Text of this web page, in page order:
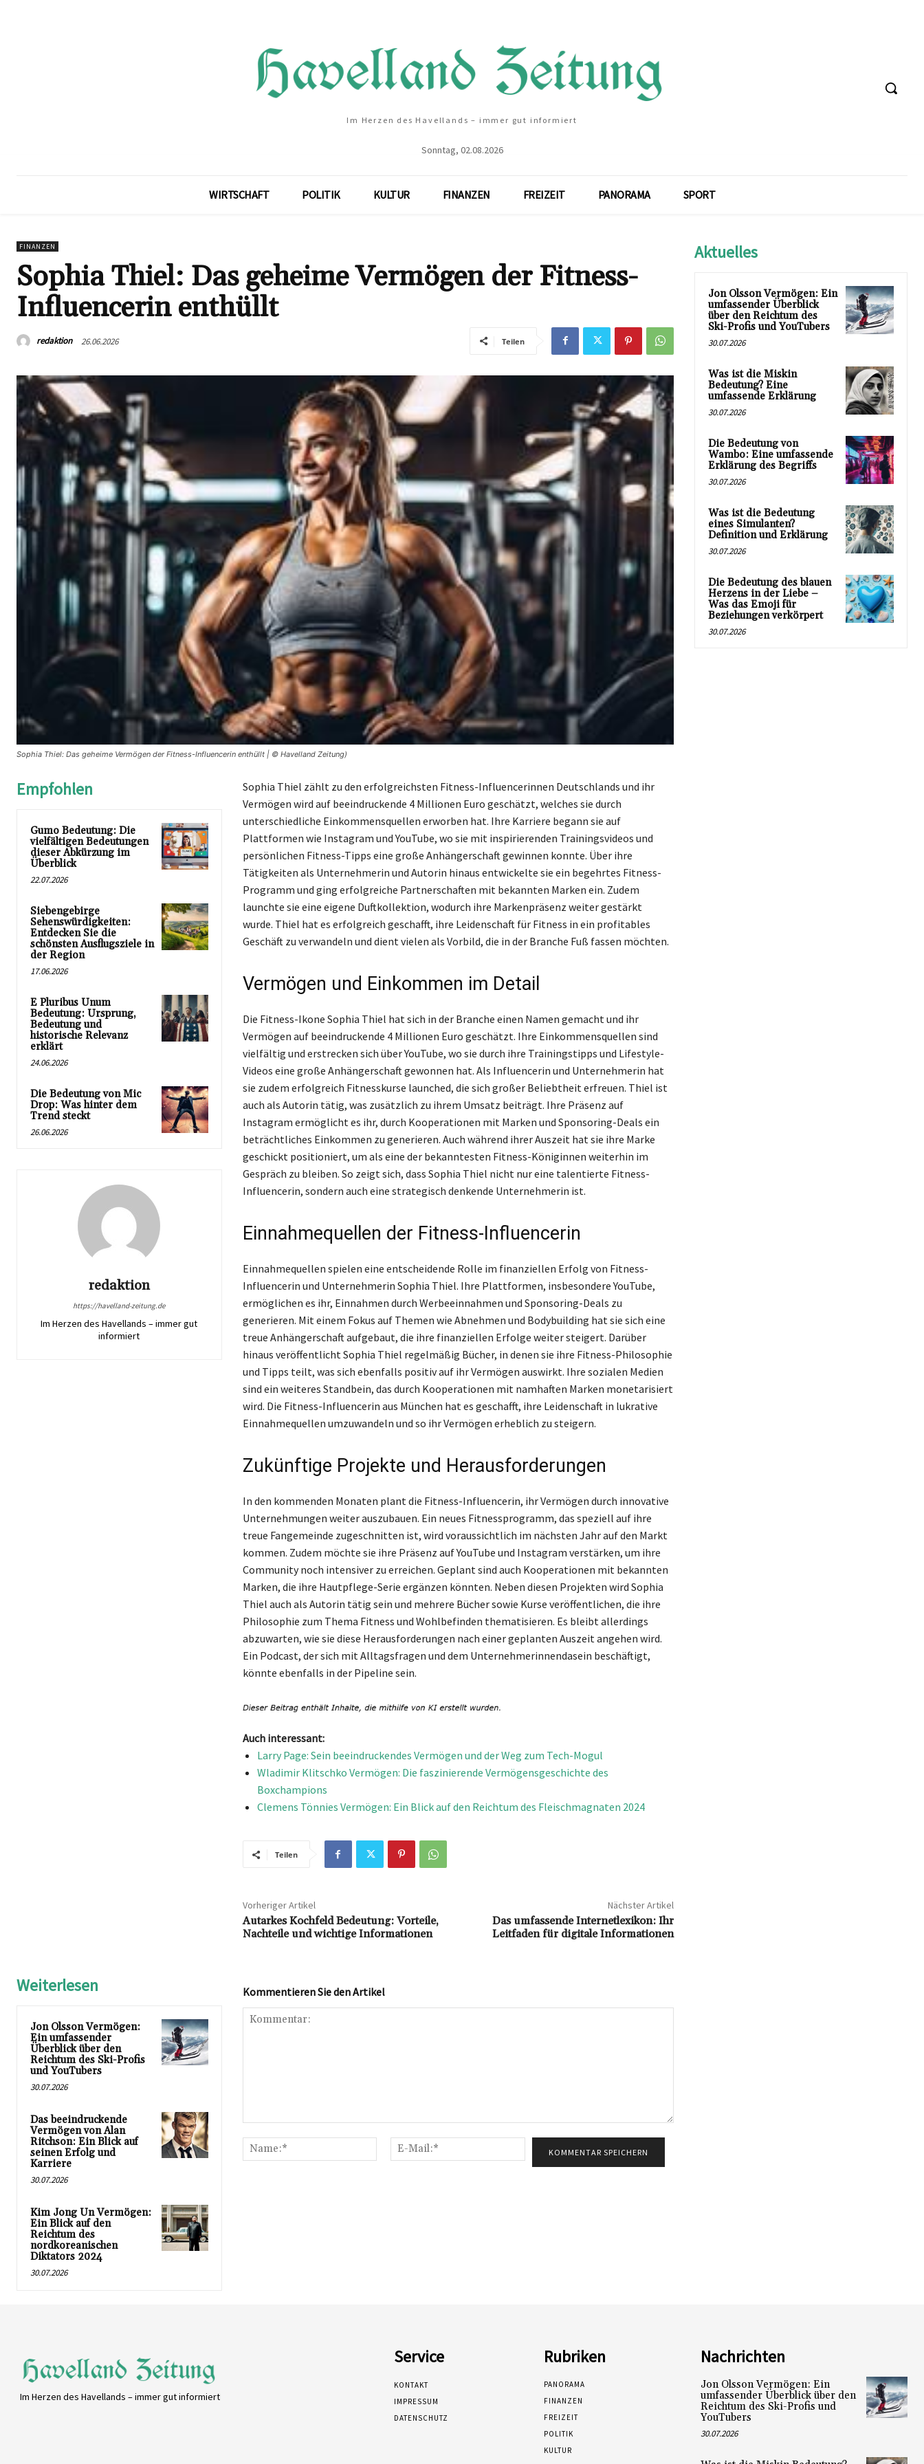
Im Herzen des Havellands – immer gut informiert
Sonntag, 02.08.2026
WIRTSCHAFT POLITIK KULTUR FINANZEN FREIZEIT PANORAMA SPORT
FINANZEN
Sophia Thiel: Das geheime Vermögen der Fitness-
Influencerin enthüllt
redaktion 26.06.2026 Teilen
Sophia Thiel: Das geheime Vermögen der Fitness-Influencerin enthüllt | © Havelland Zeitung)
Empfohlen
Gumo Bedeutung: Die
vielfältigen Bedeutungen
dieser Abkürzung im
Überblick
22.07.2026
Siebengebirge
Sehenswürdigkeiten:
Entdecken Sie die
schönsten Ausflugsziele in
der Region
17.06.2026
E Pluribus Unum
Bedeutung: Ursprung,
Bedeutung und
historische Relevanz
erklärt
24.06.2026
Die Bedeutung von Mic
Drop: Was hinter dem
Trend steckt
26.06.2026
redaktion
https://havelland-zeitung.de
Im Herzen des Havellands – immer gut
informiert
Sophia Thiel zählt zu den erfolgreichsten Fitness-Influencerinnen Deutschlands und ihr
Vermögen wird auf beeindruckende 4 Millionen Euro geschätzt, welches sie durch
unterschiedliche Einkommensquellen erworben hat. Ihre Karriere begann sie auf
Plattformen wie Instagram und YouTube, wo sie mit inspirierenden Trainingsvideos und
persönlichen Fitness-Tipps eine große Anhängerschaft gewinnen konnte. Über ihre
Tätigkeiten als Unternehmerin und Autorin hinaus entwickelte sie ein begehrtes Fitness-
Programm und ging erfolgreiche Partnerschaften mit bekannten Marken ein. Zudem
launchte sie eine eigene Duftkollektion, wodurch ihre Markenpräsenz weiter gestärkt
wurde. Thiel hat es erfolgreich geschafft, ihre Leidenschaft für Fitness in ein profitables
Geschäft zu verwandeln und dient vielen als Vorbild, die in der Branche Fuß fassen möchten.
Vermögen und Einkommen im Detail
Die Fitness-Ikone Sophia Thiel hat sich in der Branche einen Namen gemacht und ihr
Vermögen auf beeindruckende 4 Millionen Euro geschätzt. Ihre Einkommensquellen sind
vielfältig und erstrecken sich über YouTube, wo sie durch ihre Trainingstipps und Lifestyle-
Videos eine große Anhängerschaft gewonnen hat. Als Influencerin und Unternehmerin hat
sie zudem erfolgreich Fitnesskurse launched, die sich großer Beliebtheit erfreuen. Thiel ist
auch als Autorin tätig, was zusätzlich zu ihrem Umsatz beiträgt. Ihre Präsenz auf
Instagram ermöglicht es ihr, durch Kooperationen mit Marken und Sponsoring-Deals ein
beträchtliches Einkommen zu generieren. Auch während ihrer Auszeit hat sie ihre Marke
geschickt positioniert, um als eine der bekanntesten Fitness-Königinnen weiterhin im
Gespräch zu bleiben. So zeigt sich, dass Sophia Thiel nicht nur eine talentierte Fitness-
Influencerin, sondern auch eine strategisch denkende Unternehmerin ist.
Einnahmequellen der Fitness-Influencerin
Einnahmequellen spielen eine entscheidende Rolle im finanziellen Erfolg von Fitness-
Influencerin und Unternehmerin Sophia Thiel. Ihre Plattformen, insbesondere YouTube,
ermöglichen es ihr, Einnahmen durch Werbeeinnahmen und Sponsoring-Deals zu
generieren. Mit einem Fokus auf Themen wie Abnehmen und Bodybuilding hat sie sich eine
treue Anhängerschaft aufgebaut, die ihre finanziellen Erfolge weiter steigert. Darüber
hinaus veröffentlicht Sophia Thiel regelmäßig Bücher, in denen sie ihre Fitness-Philosophie
und Tipps teilt, was sich ebenfalls positiv auf ihr Vermögen auswirkt. Ihre sozialen Medien
sind ein weiteres Standbein, das durch Kooperationen mit namhaften Marken monetarisiert
wird. Die Fitness-Influencerin aus München hat es geschafft, ihre Leidenschaft in lukrative
Einnahmequellen umzuwandeln und so ihr Vermögen erheblich zu steigern.
Zukünftige Projekte und Herausforderungen
In den kommenden Monaten plant die Fitness-Influencerin, ihr Vermögen durch innovative
Unternehmungen weiter auszubauen. Ein neues Fitnessprogramm, das speziell auf ihre
treue Fangemeinde zugeschnitten ist, wird voraussichtlich im nächsten Jahr auf den Markt
kommen. Zudem möchte sie ihre Präsenz auf YouTube und Instagram verstärken, um ihre
Community noch intensiver zu erreichen. Geplant sind auch Kooperationen mit bekannten
Marken, die ihre Hautpflege-Serie ergänzen könnten. Neben diesen Projekten wird Sophia
Thiel auch als Autorin tätig sein und mehrere Bücher sowie Kurse veröffentlichen, die ihre
Philosophie zum Thema Fitness und Wohlbefinden thematisieren. Es bleibt allerdings
abzuwarten, wie sie diese Herausforderungen nach einer geplanten Auszeit angehen wird.
Ein Podcast, der sich mit Alltagsfragen und dem Unternehmerinnendasein beschäftigt,
könnte ebenfalls in der Pipeline sein.
Auch interessant:
Larry Page: Sein beeindruckendes Vermögen und der Weg zum Tech-Mogul
Wladimir Klitschko Vermögen: Die faszinierende Vermögensgeschichte des
Boxchampions
Clemens Tönnies Vermögen: Ein Blick auf den Reichtum des Fleischmagnaten 2024
Teilen
Vorheriger Artikel
Autarkes Kochfeld Bedeutung: Vorteile,
Nachteile und wichtige Informationen
Nächster Artikel
Das umfassende Internetlexikon: Ihr
Leitfaden für digitale Informationen
Weiterlesen
Jon Olsson Vermögen:
Ein umfassender
Überblick über den
Reichtum des Ski-Profis
und YouTubers
30.07.2026
Das beeindruckende
Vermögen von Alan
Ritchson: Ein Blick auf
seinen Erfolg und
Karriere
30.07.2026
Kim Jong Un Vermögen:
Ein Blick auf den
Reichtum des
nordkoreanischen
Diktators 2024
30.07.2026
Kommentieren Sie den Artikel
Name:*
Mail:*
Aktuelles
Jon Olsson Vermögen: Ein
umfassender Überblick
über den Reichtum des
Ski-Profis und YouTubers
30.07.2026
Was ist die Miskin
Bedeutung? Eine
umfassende Erklärung
30.07.2026
Die Bedeutung von
Wambo: Eine umfassende
Erklärung des Begriffs
30.07.2026
Was ist die Bedeutung
eines Simulanten?
Definition und Erklärung
30.07.2026
Die Bedeutung des blauen
Herzens in der Liebe –
Was das Emoji für
Beziehungen verkörpert
30.07.2026
Im Herzen des Havellands – immer gut informiert
Service
KONTAKT
IMPRESSUM
DATENSCHUTZ
Rubriken
PANORAMA
FINANZEN
FREIZEIT
POLITIK
KULTUR
Nachrichten
Jon Olsson Vermögen: Ein
umfassender Überblick über den
Reichtum des Ski-Profis und
YouTubers
30.07.2026